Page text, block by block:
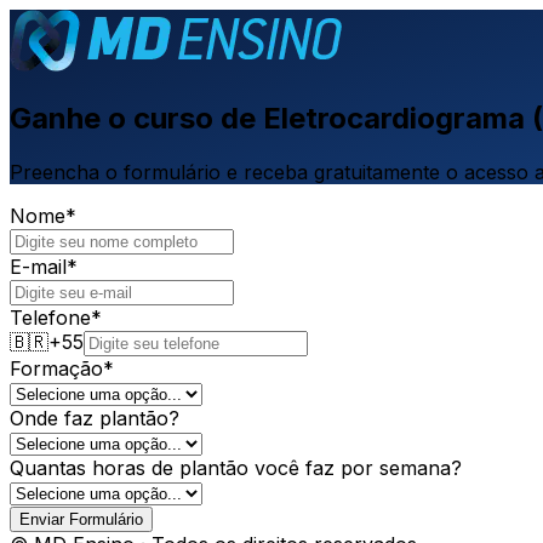
Ganhe o curso de Eletrocardiograma
Preencha o formulário e receba gratuitamente o
Nome*
E-mail*
Telefone*
🇧🇷+55
Formação*
Onde faz plantão?
Quantas horas de plantão você faz por semana?
Enviar Formulário